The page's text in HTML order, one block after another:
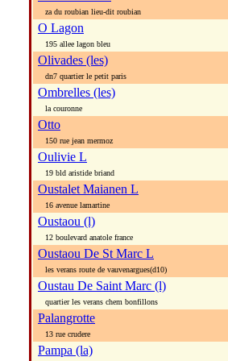
za du roubian lieu-dit roubian
O Lagon
195 allee lagon bleu
Olivades (les)
dn7 quartier le petit paris
Ombrelles (les)
la couronne
Otto
150 rue jean mermoz
Oulivie L
19 bld aristide briand
Oustalet Maianen L
16 avenue lamartine
Oustaou (l)
12 boulevard anatole france
Oustaou De St Marc L
les verans route de vauvenargues(d10)
Oustau De Saint Marc (l)
quartier les verans chem bonfillons
Palangrotte
13 rue crudere
Pampa (la)